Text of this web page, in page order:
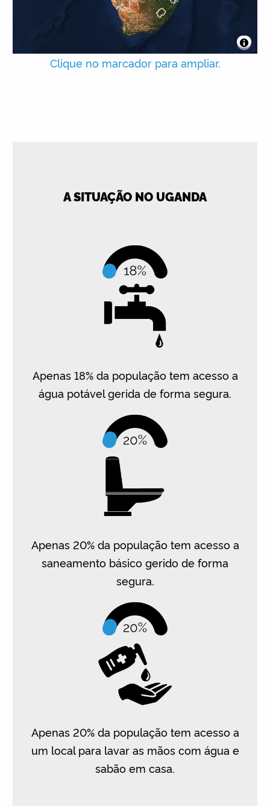
Clique no marcador para ampliar.
A SITUAÇÃO NO UGANDA
Apenas 18% da população tem acesso a
água potável gerida de forma segura.
Apenas 20% da população tem acesso a
saneamento básico gerido de forma
segura.
Apenas 20% da população tem acesso a
um local para lavar as mãos com água e
sabão em casa.